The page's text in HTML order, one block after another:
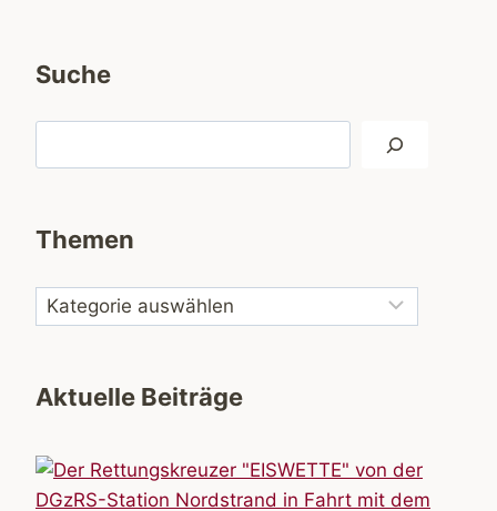
Suche
Themen
Aktuelle Beiträge